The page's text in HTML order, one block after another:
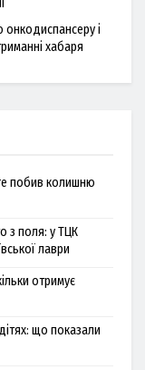
і
хабаря
побив колишню
з поля: у ТЦК
лаври
отримує
що показали